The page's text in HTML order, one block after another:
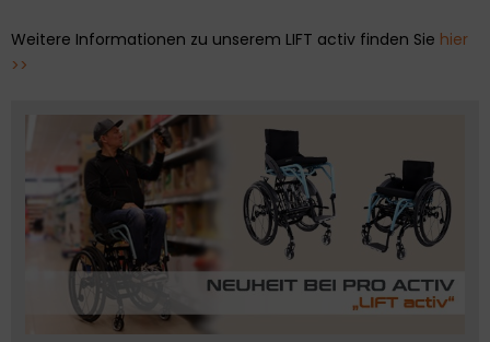
Weitere Informationen zu unserem LIFT activ finden Sie hier
>>